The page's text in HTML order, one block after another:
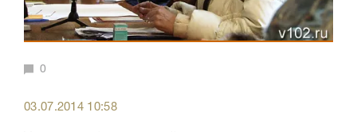
0
03.07.2014 10:58